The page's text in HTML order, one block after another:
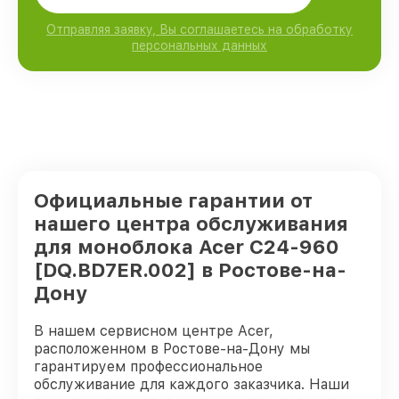
Отправляя заявку, Вы соглашаетесь на обработку
персональных данных
Официальные гарантии от
нашего центра обслуживания
для моноблока Acer C24-960
[DQ.BD7ER.002] в Ростове-на-
Дону
В нашем сервисном центре Acer,
расположенном в Ростове-на-Дону мы
гарантируем профессиональное
обслуживание для каждого заказчика. Наши